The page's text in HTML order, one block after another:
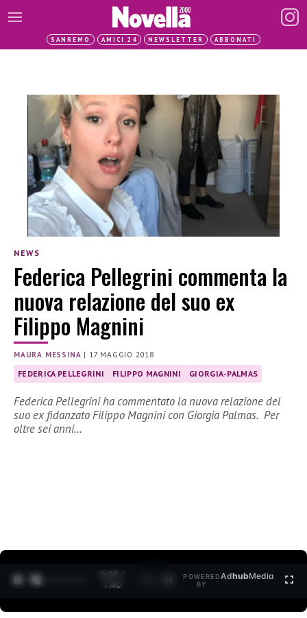
SANREMO AMICI 24 NEWSLETTER ABBONATI
NEWS
Federica Pellegrini commenta la
nuova relazione del suo ex
Filippo Magnini
MAURA MESSINA | 17 MAGGIO 2018
FEDERICA PELLEGRINI FILIPPO MAGNINI GIORGIA-PALMAS
Federica Pellegrini ha commentato la nuova relazione del
suo ex fidanzato Filippo Magnini con Giorgia Palmas. Per
oltre sei anni…
0:30 /
1:40
POWERED
BY
AdhubMedia